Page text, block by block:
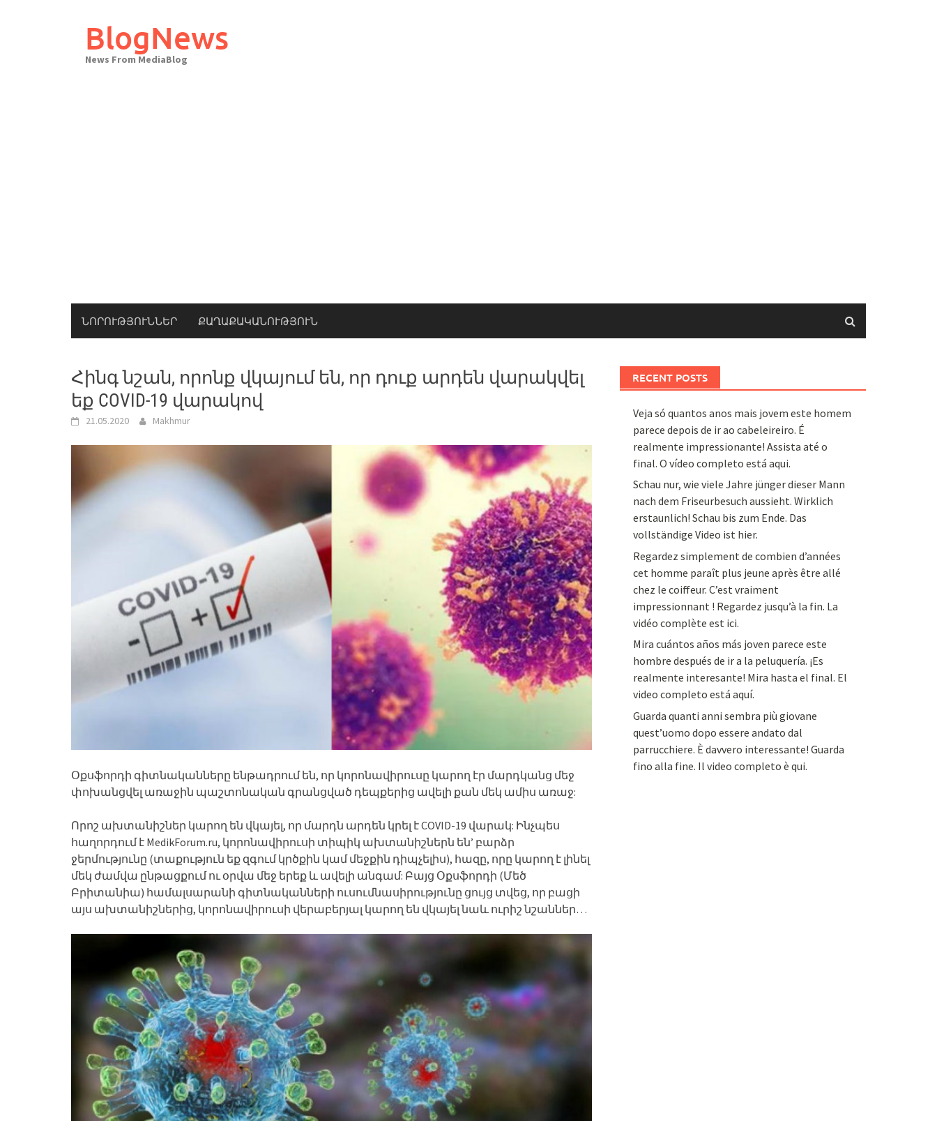
BlogNews
News From MediaBlog
ՆՈՐՈՒԹՅՈՒՆՆԵՐ ՔԱՂԱՔԱԿԱՆՈՒԹՅՈՒՆ
Հինգ նշան, որոնք վկայում են, որ դուք արդեն վարակվել
եք COVID-19 վարակով
21.05.2020 Makhmur
Օքսֆորդի գիտնականները ենթադրում են, որ կորոնավիրուսը կարող էր մարդկանց մեջ
փոխանցվել առաջին պաշտոնական գրանցված դեպքերից ավելի քան մեկ ամիս առաջ:
Որոշ ախտանիշներ կարող են վկայել, որ մարդն արդեն կրել է COVID-19 վարակ: Ինչպես
հաղորդում է MedikForum.ru, կորոնավիրուսի տիպիկ ախտանիշներն են’ բարձր
ջերմությունը (տաքություն եք զգում կրծքին կամ մեջքին դիպչելիս), հազը, որը կարող է լինել
մեկ ժամվա ընթացքում ու օրվա մեջ երեք և ավելի անգամ: Բայց Օքսֆորդի (Մեծ
Բրիտանիա) համալսարանի գիտնականների ուսումնասիրությունը ցույց տվեց, որ բացի
այս ախտանիշներից, կորոնավիրուսի վերաբերյալ կարող են վկայել նաև ուրիշ նշաններ…
RECENT POSTS
Veja só quantos anos mais jovem este homem
parece depois de ir ao cabeleireiro. É
realmente impressionante! Assista até o
final. O vídeo completo está aqui.
Schau nur, wie viele Jahre jünger dieser Mann
nach dem Friseurbesuch aussieht. Wirklich
erstaunlich! Schau bis zum Ende. Das
vollständige Video ist hier.
Regardez simplement de combien d’années
cet homme paraît plus jeune après être allé
chez le coiffeur. C’est vraiment
impressionnant ! Regardez jusqu’à la fin. La
vidéo complète est ici.
Mira cuántos años más joven parece este
hombre después de ir a la peluquería. ¡Es
realmente interesante! Mira hasta el final. El
video completo está aquí.
Guarda quanti anni sembra più giovane
quest’uomo dopo essere andato dal
parrucchiere. È davvero interessante! Guarda
fino alla fine. Il video completo è qui.